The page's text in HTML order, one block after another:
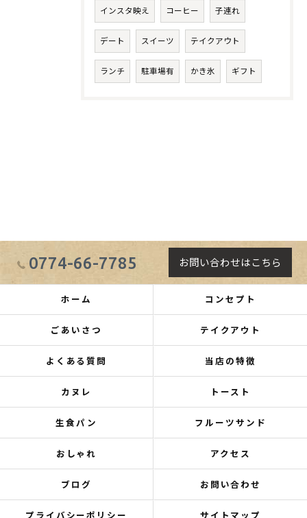
インスタ映え コーヒー 子連れ
デート スイーツ テイクアウト
ランチ 駐車場有 かき氷 ギフト
0774-66-7785 お問い合わせはこちら
ホーム コンセプト
ごあいさつ テイクアウト
よくある質問 当店の特徴
カヌレ トースト
生食パン フルーツサンド
おしゃれ アクセス
ブログ お問い合わせ
プライバシーポリシー サイトマップ